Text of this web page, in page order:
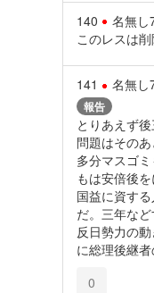
140 名無し
このレスは
141 名無し
報告
とりあえず
問題はそのあ
多分マスゴ
もは安倍後
国益に資す
だ。三年など
反日勢力の
に総理後継者
0